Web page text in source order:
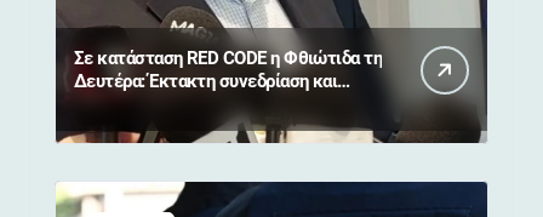
Σε κατάσταση RED CODE η Φθιώτιδα τη
Δευτέρα: Έκτακτη συνεδρίαση και
απαγόρευση κυκλοφορίας σε δάση